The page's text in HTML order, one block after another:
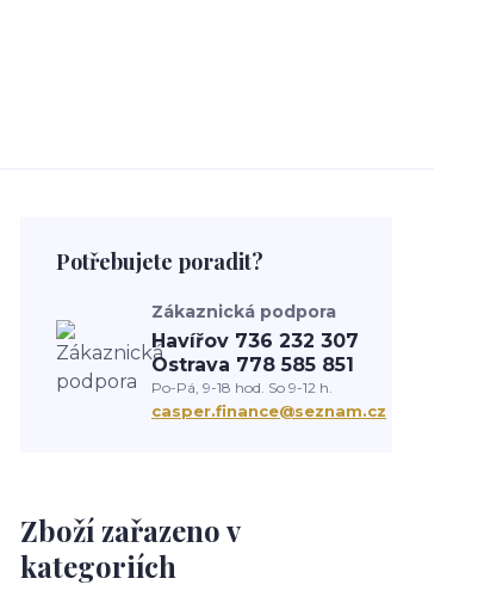
Zboží zařazeno v
kategoriích
Potřebujete poradit?
Zákaznická podpora
Havířov 736 232 307
Ostrava 778 585 851
Po-Pá, 9-18 hod. So 9-12 h.
casper.finance@seznam.cz